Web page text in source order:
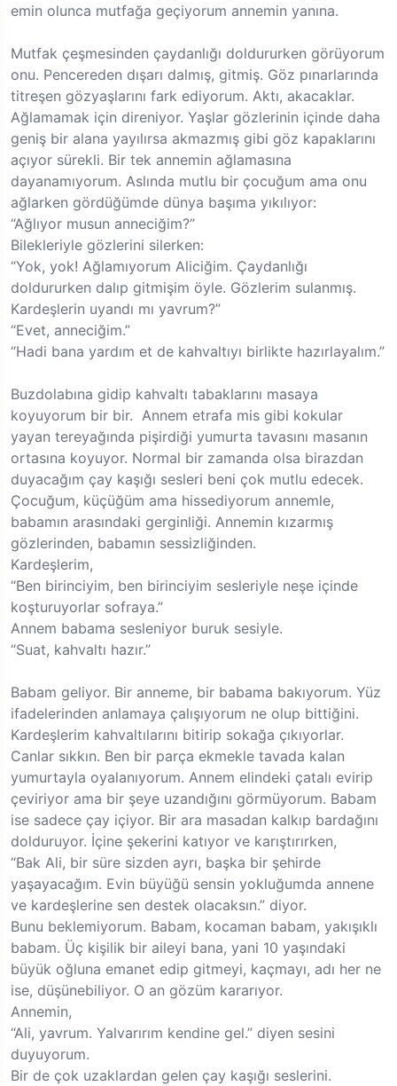
emin olunca mutfağa geçiyorum annemin yanına.
Mutfak çeşmesinden çaydanlığı doldururken görüyorum
onu. Pencereden dışarı dalmış, gitmiş. Göz pınarlarında
titreşen gözyaşlarını fark ediyorum. Aktı, akacaklar.
Ağlamamak için direniyor. Yaşlar gözlerinin içinde daha
geniş bir alana yayılırsa akmazmış gibi göz kapaklarını
açıyor sürekli. Bir tek annemin ağlamasına
dayanamıyorum. Aslında mutlu bir çocuğum ama onu
ağlarken gördüğümde dünya başıma yıkılıyor:
“Ağlıyor musun anneciğim?”
Bilekleriyle gözlerini silerken:
“Yok, yok! Ağlamıyorum Aliciğim. Çaydanlığı
doldururken dalıp gitmişim öyle. Gözlerim sulanmış.
Kardeşlerin uyandı mı yavrum?”
“Evet, anneciğim.”
“Hadi bana yardım et de kahvaltıyı birlikte hazırlayalım.”
Buzdolabına gidip kahvaltı tabaklarını masaya
koyuyorum bir bir. Annem etrafa mis gibi kokular
yayan tereyağında pişirdiği yumurta tavasını masanın
ortasına koyuyor. Normal bir zamanda olsa birazdan
duyacağım çay kaşığı sesleri beni çok mutlu edecek.
Çocuğum, küçüğüm ama hissediyorum annemle,
babamın arasındaki gerginliği. Annemin kızarmış
gözlerinden, babamın sessizliğinden.
Kardeşlerim,
“Ben birinciyim, ben birinciyim sesleriyle neşe içinde
koşturuyorlar sofraya.”
Annem babama sesleniyor buruk sesiyle.
“Suat, kahvaltı hazır.”
Babam geliyor. Bir anneme, bir babama bakıyorum. Yüz
ifadelerinden anlamaya çalışıyorum ne olup bittiğini.
Kardeşlerim kahvaltılarını bitirip sokağa çıkıyorlar.
Canlar sıkkın. Ben bir parça ekmekle tavada kalan
yumurtayla oyalanıyorum. Annem elindeki çatalı evirip
çeviriyor ama bir şeye uzandığını görmüyorum. Babam
ise sadece çay içiyor. Bir ara masadan kalkıp bardağını
dolduruyor. İçine şekerini katıyor ve karıştırırken,
“Bak Ali, bir süre sizden ayrı, başka bir şehirde
yaşayacağım. Evin büyüğü sensin yokluğumda annene
ve kardeşlerine sen destek olacaksın.” diyor.
Bunu beklemiyorum. Babam, kocaman babam, yakışıklı
babam. Üç kişilik bir aileyi bana, yani 10 yaşındaki
büyük oğluna emanet edip gitmeyi, kaçmayı, adı her ne
ise, düşünebiliyor. O an gözüm kararıyor.
Annemin,
“Ali, yavrum. Yalvarırım kendine gel.” diyen sesini
duyuyorum.
Bir de çok uzaklardan gelen çay kaşığı seslerini.